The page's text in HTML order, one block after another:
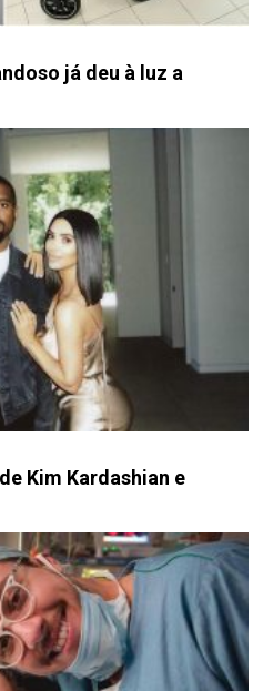
já deu à luz a
Kim Kardashian e